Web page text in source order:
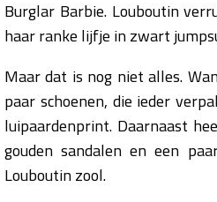
Burglar Barbie. Louboutin
haar ranke lijfje in zwart
Maar dat is nog niet alles.
paar schoenen, die ieder
luipaardenprint. Daarnaast
gouden sandalen en een
Louboutin zool.